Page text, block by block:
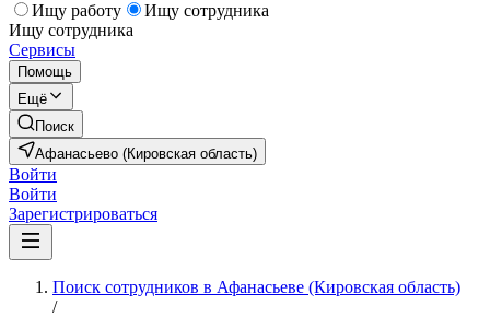
Ищу работу
Ищу сотрудника
Ищу сотрудника
Сервисы
Помощь
Ещё
Поиск
Афанасьево (Кировская область)
Войти
Войти
Зарегистрироваться
Поиск сотрудников в Афанасьеве (Кировская область)
/